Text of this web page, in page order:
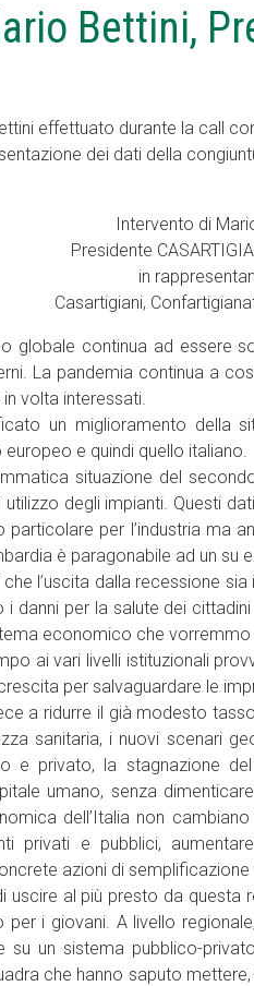
Bettini,
effettuato durante la call
dei dati della
Intervento di
Presidente
in
Casartigiani,
globale continua ad essere
La pandemia continua a
volta interessati.
un miglioramento della
e quindi quello italiano.
situazione del
degli impianti. Questi
per l’industria ma
è paragonabile ad un su
l’uscita dalla recessione
i danni per la salute dei
economico che
ai vari livelli istituzionali
per salvaguardare le
a ridurre il già modesto
sanitaria, i nuovi scenari
e privato, la stagnazione
umano, senza
dell’Italia non
privati e pubblici,
azioni di
uscire al più presto da
i giovani. A livello
su un sistema pubblico-
che hanno saputo